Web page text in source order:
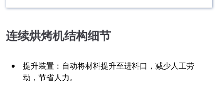
连续烘烤机结构细节
提升装置：自动将材料提升至进料口，减少人工劳
动，节省人力。